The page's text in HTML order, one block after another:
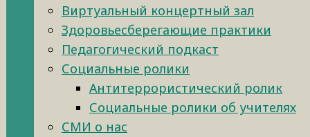
Виртуальный концертный зал
Здоровьесберегающие практики
Педагогический подкаст
Социальные ролики
Антитеррористический ролик
Социальные ролики об учителях
СМИ о нас